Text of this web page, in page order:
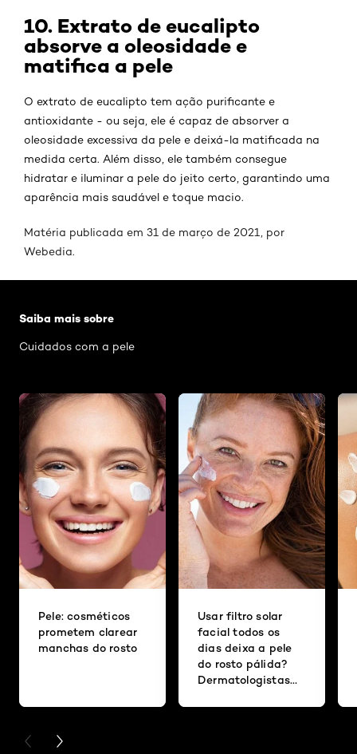
10. Extrato de eucalipto
absorve a oleosidade e
matifica a pele
O extrato de eucalipto tem ação purificante e
antioxidante - ou seja, ele é capaz de absorver a
oleosidade excessiva da pele e deixá-la matificada na
medida certa. Além disso, ele também consegue
hidratar e iluminar a pele do jeito certo, garantindo uma
aparência mais saudável e toque macio.
Matéria publicada em 31 de março de 2021, por
Webedia.
Saiba mais sobre
Cuidados com a pele
Pele: cosméticos
prometem clarear
manchas do rosto
Usar filtro solar
facial todos os
dias deixa a pele
do rosto pálida?
Dermatologistas
PREVIOUS CARD
NEXT CARD